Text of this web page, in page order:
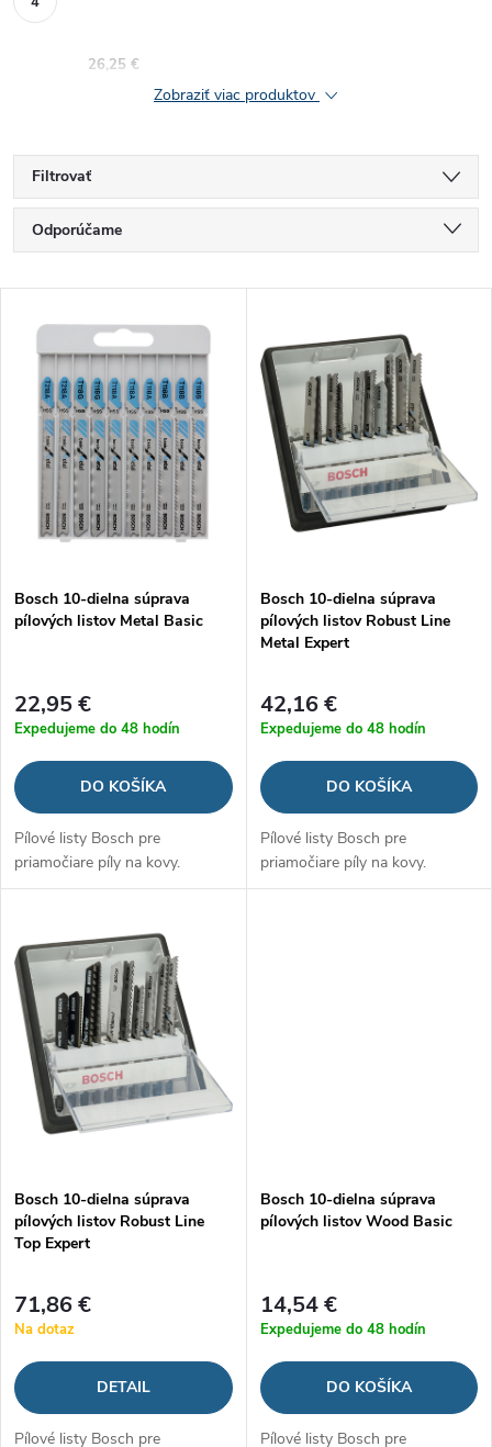
26,25 €
Zobraziť viac produktov
Filtrovať
R
a
d
p
o
d
u
k
t
o
v
Odporúčame
Najpredávanejšie
Abecedne
V
p
r
o
d
u
k
o
v
Bosch 10-dielna súprava
pílových listov Metal Basic
22,95 €
Expedujeme do 48 hodín
DO KOŠÍKA
Pílové listy Bosch pre
priamočiare píly na kovy.
Bosch 10-dielna súprava
pílových listov Robust Line
Metal Expert
42,16 €
Expedujeme do 48 hodín
DO KOŠÍKA
Pílové listy Bosch pre
priamočiare píly na kovy.
Bosch 10-dielna súprava
pílových listov Robust Line
Top Expert
71,86 €
Na dotaz
DETAIL
Pílové listy Bosch pre
Bosch 10-dielna súprava
pílových listov Wood Basic
14,54 €
Expedujeme do 48 hodín
DO KOŠÍKA
Pílové listy Bosch pre